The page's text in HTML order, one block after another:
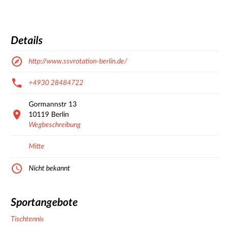
Details
http://www.ssvrotation-berlin.de/
+4930 28484722
Gormannstr 13
10119 Berlin
Wegbeschreibung
Mitte
Nicht bekannt
Sportangebote
Tischtennis